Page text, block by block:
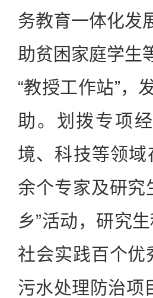
务教育一体化发
助贫困家庭学生
“教授工作站”，
助。划拨专项
境、科技等领
余个专家及研究
乡”活动，研究
社会实践百个优
污水处理防治项